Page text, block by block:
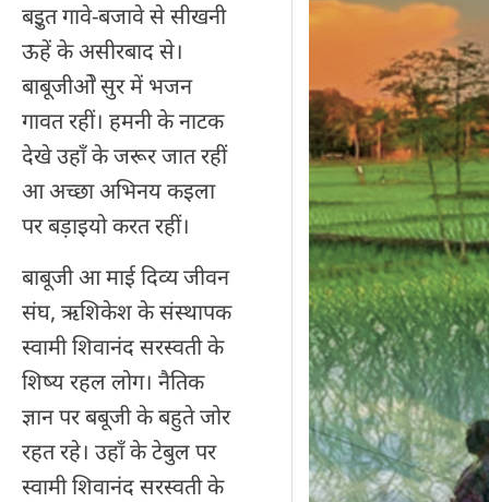
बइुत गावे-बजावे से सीखनी
ऊहें के असीरबाद से।
बाबूजीओे सुर में भजन
गावत रहीं। हमनी के नाटक
देखे उहाँ के जरूर जात रहीं
आ अच्छा अभिनय कइला
पर बड़ाइयो करत रहीं।
बाबूजी आ माई दिव्य जीवन
संघ, ऋशिकेश के संस्थापक
स्वामी शिवानंद सरस्वती के
शिष्य रहल लोग। नैतिक
ज्ञान पर बबूजी के बहुते जोर
रहत रहे। उहाँ के टेबुल पर
स्वामी शिवानंद सरस्वती के